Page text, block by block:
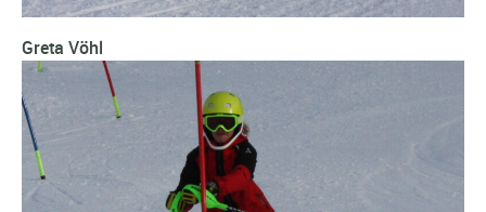
Greta Vöhl